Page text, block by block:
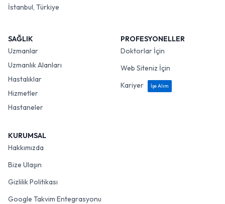
İstanbul, Türkiye
SAĞLIK
Uzmanlar
Uzmanlık Alanları
Hastalıklar
Hizmetler
Hastaneler
PROFESYONELLER
Doktorlar İçin
Web Siteniz İçin
Kariyer
İşe Alım
KURUMSAL
Hakkımızda
Bize Ulaşın
Gizlilik Politikası
Google Takvim Entegrasyonu